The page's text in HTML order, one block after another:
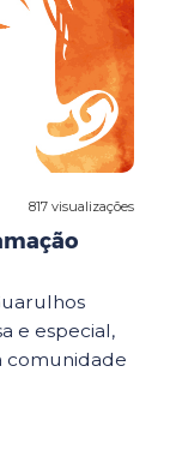
817 visualizações
e especial,
comunidade